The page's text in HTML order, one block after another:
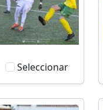
Seleccionar